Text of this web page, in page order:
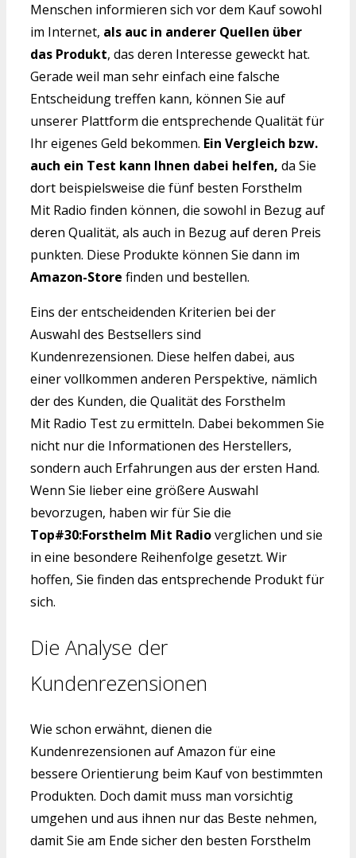
Menschen informieren sich vor dem Kauf sowohl
im Internet, als auc in anderer Quellen über
das Produkt, das deren Interesse geweckt hat.
Gerade weil man sehr einfach eine falsche
Entscheidung treffen kann, können Sie auf
unserer Plattform die entsprechende Qualität für
Ihr eigenes Geld bekommen. Ein Vergleich bzw.
auch ein Test kann Ihnen dabei helfen, da Sie
dort beispielsweise die fünf besten Forsthelm
Mit Radio finden können, die sowohl in Bezug auf
deren Qualität, als auch in Bezug auf deren Preis
punkten. Diese Produkte können Sie dann im
Amazon-Store finden und bestellen.
Eins der entscheidenden Kriterien bei der
Auswahl des Bestsellers sind
Kundenrezensionen. Diese helfen dabei, aus
einer vollkommen anderen Perspektive, nämlich
der des Kunden, die Qualität des Forsthelm
Mit Radio Test zu ermitteln. Dabei bekommen Sie
nicht nur die Informationen des Herstellers,
sondern auch Erfahrungen aus der ersten Hand.
Wenn Sie lieber eine größere Auswahl
bevorzugen, haben wir für Sie die
Top#30:Forsthelm Mit Radioverglichen und sie
in eine besondere Reihenfolge gesetzt. Wir
hoffen, Sie finden das entsprechende Produkt für
sich.
Die Analyse der
Kundenrezensionen
Wie schon erwähnt, dienen die
Kundenrezensionen auf Amazon für eine
bessere Orientierung beim Kauf von bestimmten
Produkten. Doch damit muss man vorsichtig
umgehen und aus ihnen nur das Beste nehmen,
damit Sie am Ende sicher den besten Forsthelm